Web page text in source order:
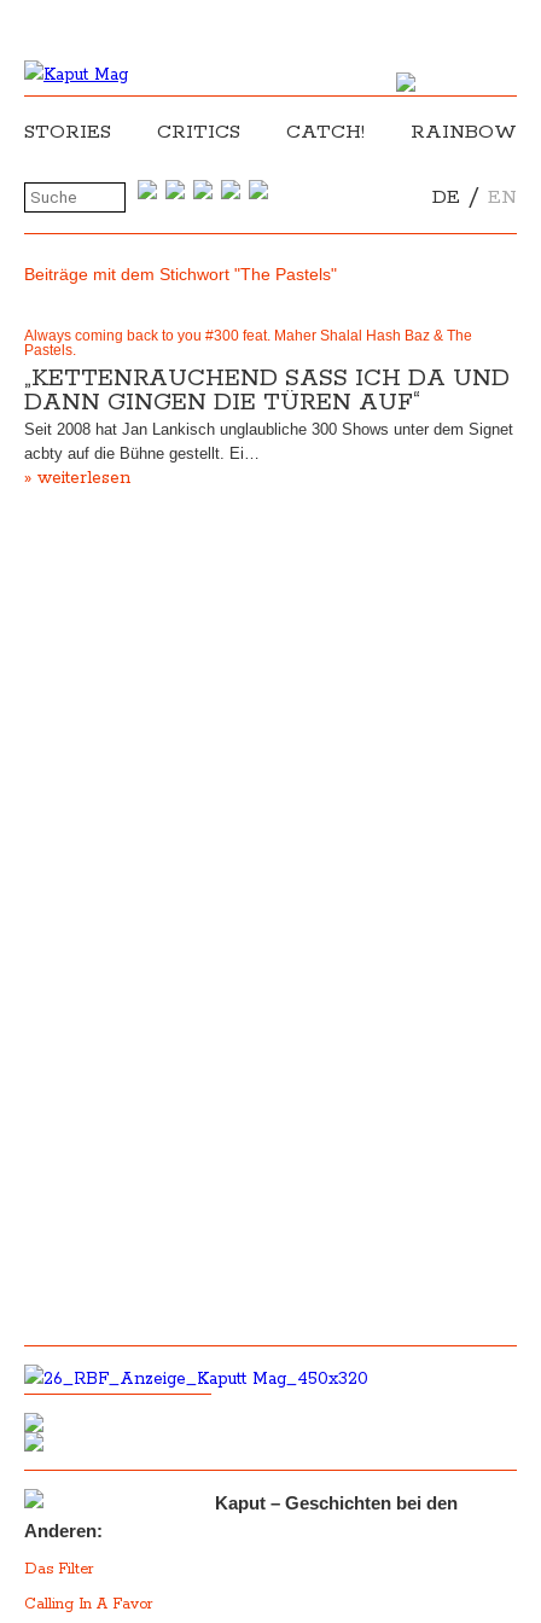
STORIES CRITICS CATCH! RAINBOW
DE / EN
Beiträge mit dem Stichwort "The Pastels"
Always coming back to you #300 feat. Maher Shalal Hash Baz & The
Pastels.
„KETTENRAUCHEND SASS ICH DA UND D
ANN GINGEN DIE TÜREN AUF“
Seit 2008 hat Jan Lankisch unglaubliche 300 Shows unter dem Signet
acbty auf die Bühne gestellt. Ei…
» weiterlesen
Kaput – Geschichten bei den
Anderen:
Das Filter
Calling In A Favor